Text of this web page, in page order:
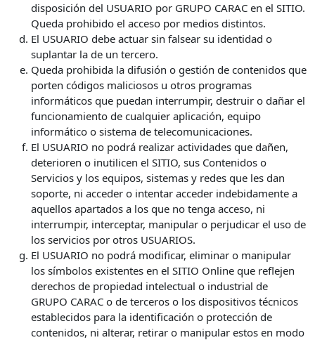
disposición del USUARIO por GRUPO CARAC en el SITIO.
Queda prohibido el acceso por medios distintos.
El USUARIO debe actuar sin falsear su identidad o
suplantar la de un tercero.
Queda prohibida la difusión o gestión de contenidos que
porten códigos maliciosos u otros programas
informáticos que puedan interrumpir, destruir o dañar el
funcionamiento de cualquier aplicación, equipo
informático o sistema de telecomunicaciones.
El USUARIO no podrá realizar actividades que dañen,
deterioren o inutilicen el SITIO, sus Contenidos o
Servicios y los equipos, sistemas y redes que les dan
soporte, ni acceder o intentar acceder indebidamente a
aquellos apartados a los que no tenga acceso, ni
interrumpir, interceptar, manipular o perjudicar el uso de
los servicios por otros USUARIOS.
El USUARIO no podrá modificar, eliminar o manipular
los símbolos existentes en el SITIO Online que reflejen
derechos de propiedad intelectual o industrial de
GRUPO CARAC o de terceros o los dispositivos técnicos
establecidos para la identificación o protección de
contenidos, ni alterar, retirar o manipular estos en modo